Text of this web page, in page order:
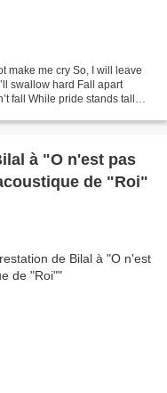
make me cry So, I will leave
swallow hard Fall apart
fall While pride stands tall
à "O n'est pas
de "Roi"